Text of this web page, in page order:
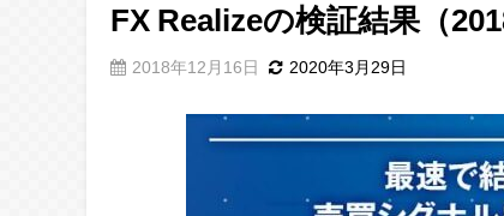
FX Realizeの検証結果（
2018年12月16日 2020年3月29日